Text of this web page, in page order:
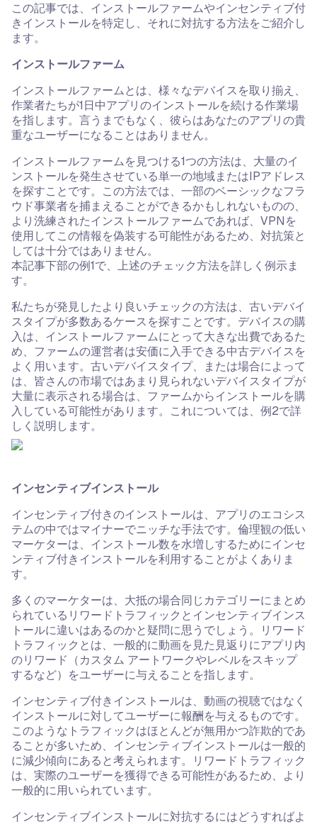
この記事では、インストールファームやインセンティブ付
きインストールを特定し、それに対抗する方法をご紹介し
ます。
インストールファーム
インストールファームとは、様々なデバイスを取り揃え、
作業者たちが1日中アプリのインストールを続ける作業場
を指します。言うまでもなく、彼らはあなたのアプリの貴
重なユーザーになることはありません。
インストールファームを見つける1つの方法は、大量のイ
ンストールを発生させている単一の地域またはIPアドレス
を探すことです。この方法では、一部のベーシックなフラ
ウド事業者を捕まえることができるかもしれないものの、
より洗練されたインストールファームであれば、VPNを
使用してこの情報を偽装する可能性があるため、対抗策と
しては十分ではありません。
本記事下部の例1で、上述のチェック方法を詳しく例示ま
す。
私たちが発見したより良いチェックの方法は、古いデバイ
スタイプが多数あるケースを探すことです。デバイスの購
入は、インストールファームにとって大きな出費であるた
め、ファームの運営者は安価に入手できる中古デバイスを
よく用います。古いデバイスタイプ、または場合によって
は、皆さんの市場ではあまり見られないデバイスタイプが
大量に表示される場合は、ファームからインストールを購
入している可能性があります。これについては、例2で詳
しく説明します。
インセンティブインストール
インセンティブ付きのインストールは、アプリのエコシス
テムの中ではマイナーでニッチな手法です。倫理観の低い
マーケターは、インストール数を水増しするためにインセ
ンティブ付きインストールを利用することがよくありま
す。
多くのマーケターは、大抵の場合同じカテゴリーにまとめ
られているリワードトラフィックとインセンティブインス
トールに違いはあるのかと疑問に思うでしょう。リワード
トラフィックとは、一般的に動画を見た見返りにアプリ内
のリワード（カスタム アートワークやレベルをスキップ
するなど）をユーザーに与えることを指します。
インセンティブ付きインストールは、動画の視聴ではなく
インストールに対してユーザーに報酬を与えるものです。
このようなトラフィックはほとんどが無用かつ詐欺的であ
ることが多いため、インセンティブインストールは一般的
に減少傾向にあると考えられます。リワードトラフィック
は、実際のユーザーを獲得できる可能性があるため、より
一般的に用いられています。
インセンティブインストールに対抗するにはどうすればよ